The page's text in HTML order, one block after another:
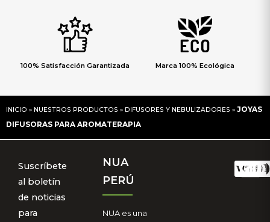
Marca 100% Ecológica
100% Satisfacción Garantizada
INICIO » NUESTROS PRODUCTOS » DIFUSORES Y NEBULIZADORES » JOYAS
DIFUSORAS PARA AROMATERAPIA
Suscríbete
al boletín
de noticias
para
NUA
PERÚ
NUA es una